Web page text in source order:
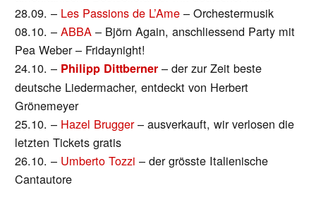
28.09. – Les Passions de L’Ame – Orchestermusik
08.10. –ABBA – Björn Again, anschliessend Party mit
Pea Weber – Fridaynight!
24.10. – Philipp Dittberner – der zur Zeit beste
deutsche Liedermacher, entdeckt von Herbert
Grönemeyer
25.10. – Hazel Brugger– ausverkauft, wir verlosen die
letzten Tickets gratis
26.10. – Umberto Tozzi – der grösste Italienische
Cantautore